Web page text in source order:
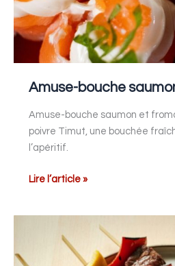
Amuse-bouche
Amuse-bouche saumon et
poivre Timut, une bouchée
l’apéritif.
Lire l’article »